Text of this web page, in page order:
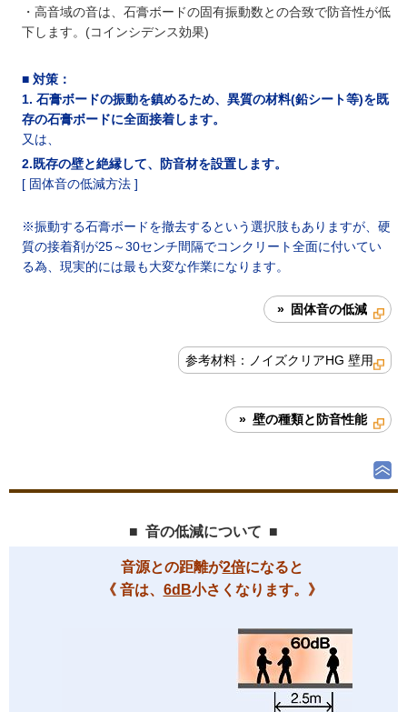
・高音域の音は、石膏ボードの固有振動数との合致で防音性が低
下します。(コインシデンス効果)
■ 対策 ：
1. 石膏ボードの振動を鎮めるため、異質の材料(鉛シート等)を既
存の石膏ボードに全面接着します。
又は、
2.既存の壁と絶縁して、防音材を設置します。
[ 固体音の低減方法 ]
※振動する石膏ボードを撤去するという選択肢もありますが、硬
質の接着剤が25～30センチ間隔でコンクリート全面に付いてい
る為、現実的には最も大変な作業になります。
» 固体音の低減
参考材料：ノイズクリアHG 壁用
» 壁の種類と防音性能
■ 音の低減について ■
音源との距離が2倍になると
《 音は、 6dB小さくなります。》